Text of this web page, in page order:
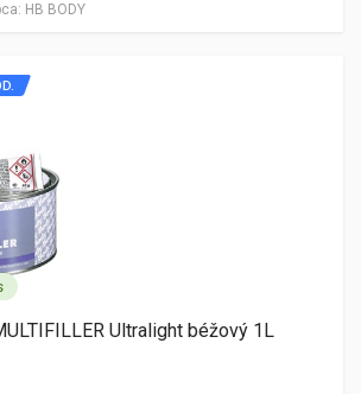
HB BODY
Ultralight béžový 1L